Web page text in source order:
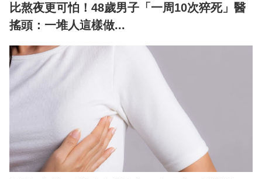
比熬夜更可怕！48歲男子「一周10次猝死」醫
搖頭：一堆人這樣做...